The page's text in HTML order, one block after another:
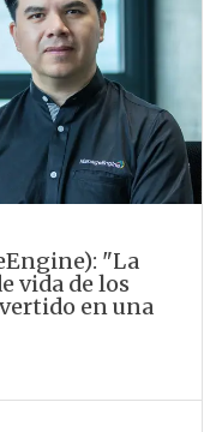
"La
vida de los
en una